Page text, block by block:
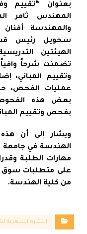
بعنوان “تقييم
المهندس ثامر
والمهندسة أفنان
سحويل رئيس
الهيئتين
تضمنت شرحاً
وتقييم المباني،
عمليات الفحص،
بعض هذه
بفحص وتقييم
ويشار إلى أن
الهندسة في جامعة
مهارات الطلبة
على متطلبات سوق
من كلية الهندسة.
النشرة الشهرية لشهر ٦